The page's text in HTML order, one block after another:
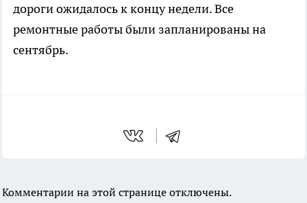
дороги ожидалось к концу недели. Все
ремонтные работы были запланированы на
сентябрь.
Комментарии на этой странице отключены.